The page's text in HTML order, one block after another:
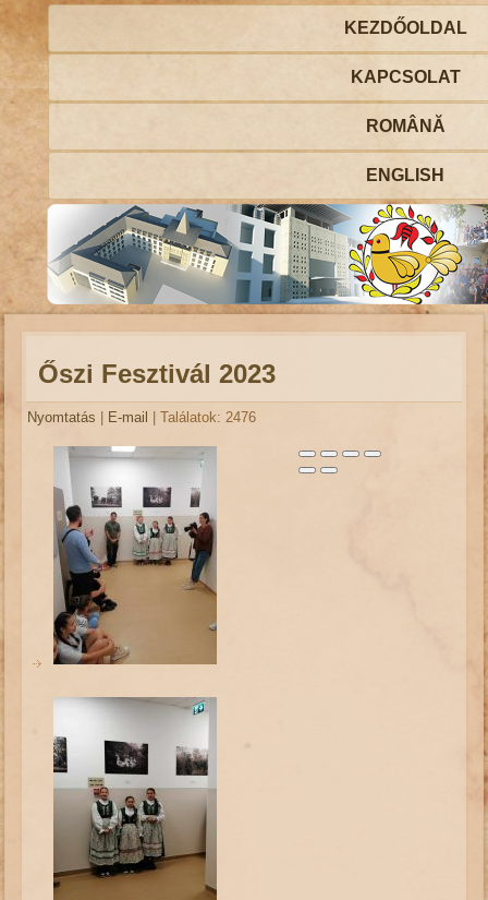
KEZDŐOLDAL
KAPCSOLAT
ROMÂNĂ
ENGLISH
Őszi Fesztivál 2023
Nyomtatás E-mail | Találatok: 2476